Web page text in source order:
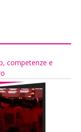
competenze e